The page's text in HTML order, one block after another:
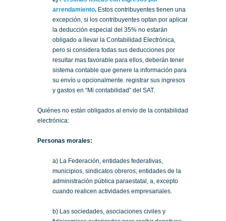
arrendamiento. Estos contribuyentes tienen una
excepción, si los contribuyentes optan por aplicar
la deducción especial del 35% no estarán
obligado a llevar la Contabilidad Electrónica,
pero si considera todas sus deducciones por
resultar mas favorable para ellos, deberán tener
sistema contable que genere la información para
su envío u opcionalmente. registrar sus ingresos
y gastos en “Mi contabilidad” del SAT.
Quiénes no están obligados al envío de la contabilidad
electrónica:
Personas morales:
a) La Federación, entidades federativas,
municipios, sindicatos obreros, entidades de la
administración pública paraestatal, a, excepto
cuando realicen actividades empresariales.
b) Las sociedades, asociaciones civiles y